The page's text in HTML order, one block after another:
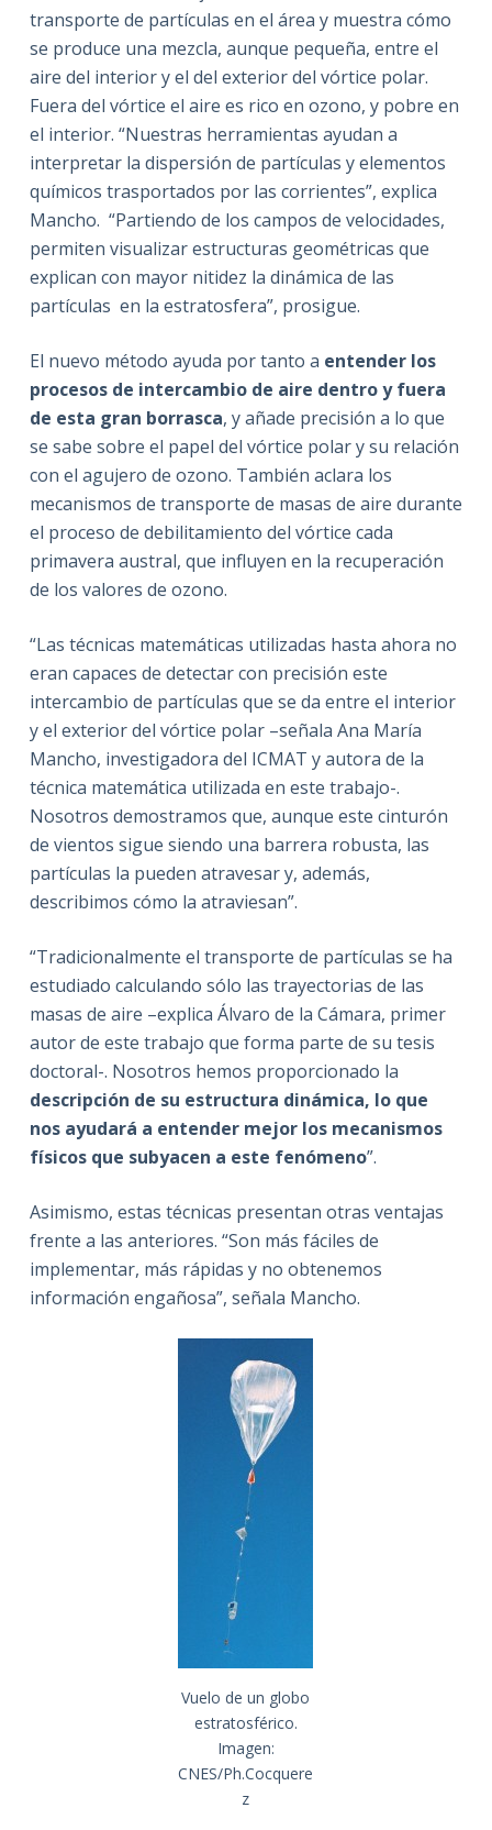
transporte de partículas en el área y muestra cómo
se produce una mezcla, aunque pequeña, entre el
aire del interior y el del exterior del vórtice polar.
Fuera del vórtice el aire es rico en ozono, y pobre en
el interior. “Nuestras herramientas ayudan a
interpretar la dispersión de partículas y elementos
químicos trasportados por las corrientes”, explica
Mancho. “Partiendo de los campos de velocidades,
permiten visualizar estructuras geométricas que
explican con mayor nitidez la dinámica de las
partículas en la estratosfera”, prosigue.
El nuevo método ayuda por tanto a entender los
procesos de intercambio de aire dentro y fuera
de esta gran borrasca, y añade precisión a lo que
se sabe sobre el papel del vórtice polar y su relación
con el agujero de ozono. También aclara los
mecanismos de transporte de masas de aire durante
el proceso de debilitamiento del vórtice cada
primavera austral, que influyen en la recuperación
de los valores de ozono.
“Las técnicas matemáticas utilizadas hasta ahora no
eran capaces de detectar con precisión este
intercambio de partículas que se da entre el interior
y el exterior del vórtice polar –señala Ana María
Mancho, investigadora del ICMAT y autora de la
técnica matemática utilizada en este trabajo-.
Nosotros demostramos que, aunque este cinturón
de vientos sigue siendo una barrera robusta, las
partículas la pueden atravesar y, además,
describimos cómo la atraviesan”.
“Tradicionalmente el transporte de partículas se ha
estudiado calculando sólo las trayectorias de las
masas de aire –explica Álvaro de la Cámara, primer
autor de este trabajo que forma parte de su tesis
doctoral-. Nosotros hemos proporcionado la
descripción de su estructura dinámica, lo que
nos ayudará a entender mejor los mecanismos
físicos que subyacen a este fenómeno”.
Asimismo, estas técnicas presentan otras ventajas
frente a las anteriores. “Son más fáciles de
implementar, más rápidas y no obtenemos
información engañosa”, señala Mancho.
Vuelo de un globo
estratosférico.
Imagen:
CNES/Ph.Cocquere
z